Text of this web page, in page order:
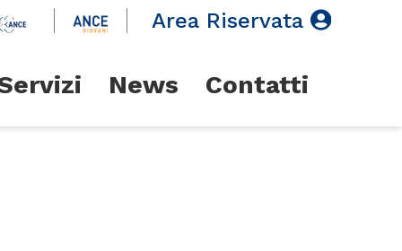
Area Riservata
News Contatti